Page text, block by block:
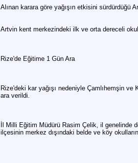
Alınan karara göre yağışın etkisini
Artvin kent merkezindeki ilk ve orta dereceli
Rize'de Eğitime 1 Gün Ara
Rize'deki kar yağışı nedeniyle Çamlıhemşin
ara verildi.
İl Milli Eğitim Müdürü Rasim Çelik, il genelinde
ilçesinin merkez dışındaki belde ve köy